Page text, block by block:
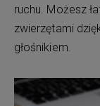
ruchu. Możesz
zwierzętami
głośnikiem.